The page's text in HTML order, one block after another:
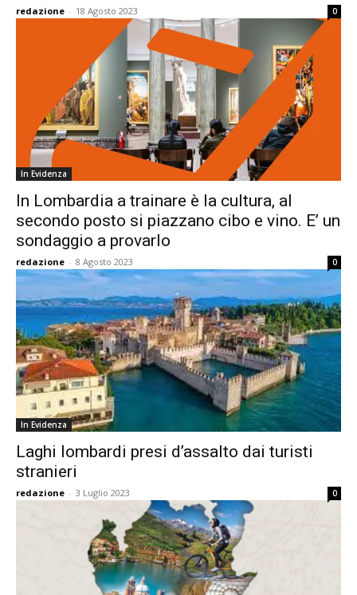
redazione - 18 Agosto 2023 0
In Evidenza
In Lombardia a trainare è la cultura, al
secondo posto si piazzano cibo e vino. E’ un
sondaggio a provarlo
redazione - 8 Agosto 2023 0
In Evidenza
Laghi lombardi presi d’assalto dai turisti
stranieri
redazione - 3 Luglio 2023 0